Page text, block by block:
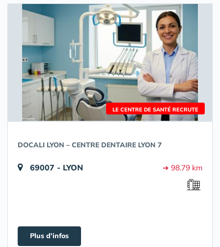
LE CENTRE DE SANTÉ RECRUTE
DOCALI LYON – CENTRE DENTAIRE LYON 7
69007 - LYON ➔ 98.79 km
Plus d'infos